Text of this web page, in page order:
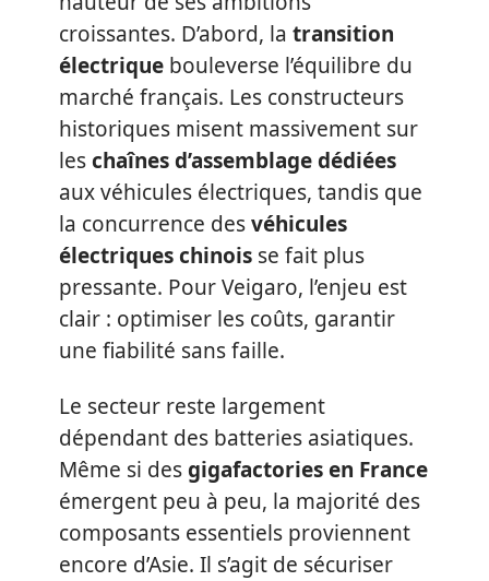
croissantes. D’abord, la transition
électrique bouleverse l’équilibre du
marché français. Les constructeurs
historiques misent massivement sur
leschaînes d’assemblage dédiées
aux véhicules électriques, tandis que
la concurrence desvéhicules
électriques chinois se fait plus
pressante. Pour Veigaro, l’enjeu est
clair : optimiser les coûts, garantir
une fiabilité sans faille.
Le secteur reste largement
dépendant des batteries asiatiques.
Même si desgigafactories en France
émergent peu à peu, la majorité des
composants essentiels proviennent
encore d’Asie. Il s’agit de sécuriser